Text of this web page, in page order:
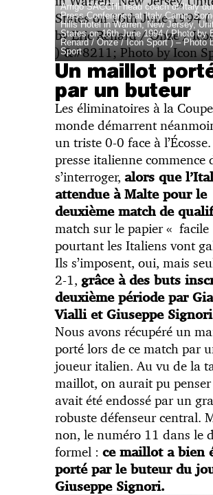
Arrigo SACCHI head coach of Italy
Press Conference at Italy Camp,
Hills Hotel in Warren, New Jersey,
States on 16th June 1994 ( Photo by
Renard / Onze / Icon Sport ) – Photo
Sport
Un maillot
par un buteur
Les éliminatoires à la
monde démarrent
un triste 0-0 face à
presse italienne commence
s’interroger, alors que
attendue à Malte pour le
deuxième match de qualif
match sur le papier «
pourtant les Italiens vont
Ils s’imposent, oui, mais
2-1, grâce à des buts
deuxième période par
Vialli et Giuseppe Signori
Nous avons récupéré un
porté lors de ce match par
joueur italien. Au vu de la
maillot, on aurait pu penser
avait été endossé par un
robuste défenseur central.
non, le numéro 11 dans le
formel : ce maillot a bien
porté par le buteur du
Giuseppe Signori.